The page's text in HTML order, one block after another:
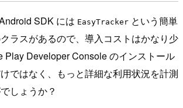
SDK には EasyTracker という簡単
ラスがあるので、導入コストはかなり少
Play Developer Console のインストール
ではなく、もっと詳細な利用状況を計測
しょうか？